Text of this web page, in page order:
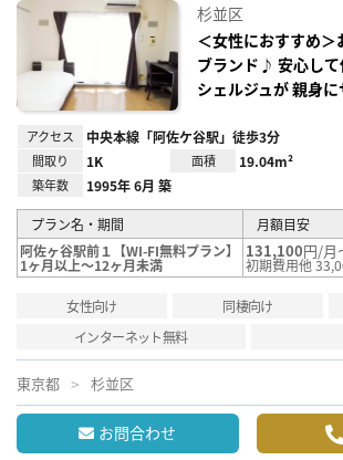
杉並区
＜女性におすすめ＞
ブランド♪ 安心し
シェルジュが 親身に
アクセス 中央本線「阿佐ケ谷駅」徒歩3分
間取り 1K 面積 19.04m²
築年数 1995年 6月 築
プラン名・期間
月額目安
阿佐ヶ谷駅前１【WI-FI無料プラン】
1ヶ月以上～12ヶ月未満
131,100円/月
初期費用他
女性向け 同棲向け
インターネット無料
東京都 杉並区
お問合わせ